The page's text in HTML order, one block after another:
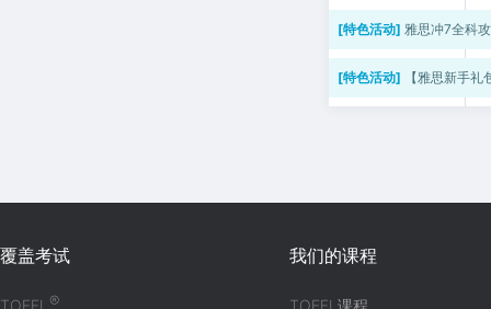
[特色活动] 【雅思新手礼
[特色活动] 雅思冲7全科
覆盖考试
TOEFL®
我们的课程
TOEFL课程